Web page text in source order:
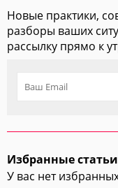
Новые практики,
разборы ваших
рассылку прямо к
Избранные статьи
У вас нет